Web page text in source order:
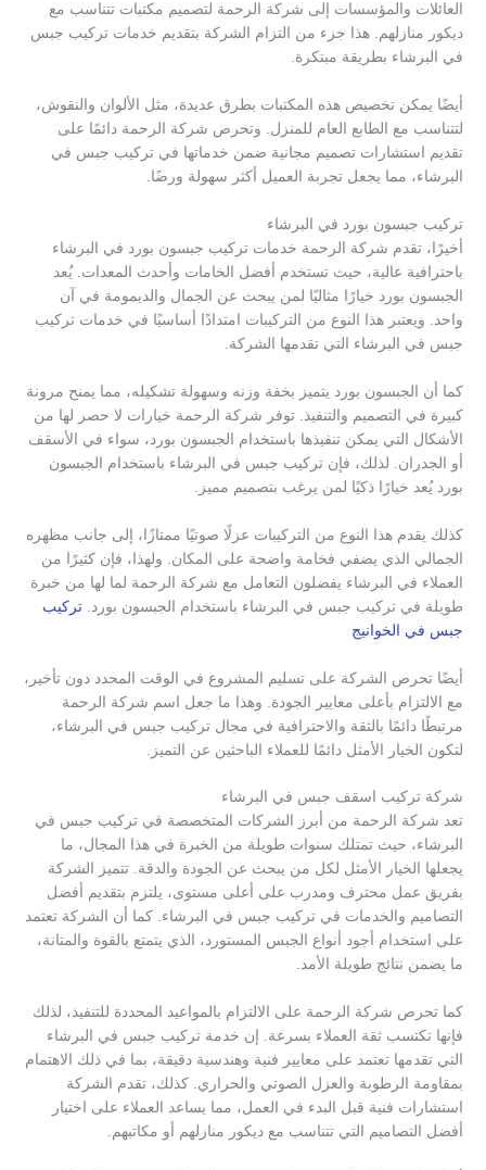
العائلات والمؤسسات إلى شركة الرحمة لتصميم مكتبات تتناسب مع
ديكور منازلهم. هذا جزء من التزام الشركة بتقديم خدمات تركيب جبس
في البرشاء بطريقة مبتكرة.
أيضًا يمكن تخصيص هذه المكتبات بطرق عديدة، مثل الألوان والنقوش،
لتتناسب مع الطابع العام للمنزل. وتحرص شركة الرحمة دائمًا على
تقديم استشارات تصميم مجانية ضمن خدماتها في تركيب جبس في
البرشاء، مما يجعل تجربة العميل أكثر سهولة ورضًا.
تركيب جبسون بورد في البرشاء
أخيرًا، تقدم شركة الرحمة خدمات تركيب جبسون بورد في البرشاء
باحترافية عالية، حيث تستخدم أفضل الخامات وأحدث المعدات. يُعد
الجبسون بورد خيارًا مثاليًا لمن يبحث عن الجمال والديمومة في آن
واحد. ويعتبر هذا النوع من التركيبات امتدادًا أساسيًا في خدمات تركيب
جبس في البرشاء التي تقدمها الشركة.
كما أن الجبسون بورد يتميز بخفة وزنه وسهولة تشكيله، مما يمنح مرونة
كبيرة في التصميم والتنفيذ. توفر شركة الرحمة خيارات لا حصر لها من
الأشكال التي يمكن تنفيذها باستخدام الجبسون بورد، سواء في الأسقف
أو الجدران. لذلك، فإن تركيب جبس في البرشاء باستخدام الجبسون
بورد يُعد خيارًا ذكيًا لمن يرغب بتصميم مميز.
كذلك يقدم هذا النوع من التركيبات عزلًا صوتيًا ممتازًا، إلى جانب مظهره
الجمالي الذي يضفي فخامة واضحة على المكان. ولهذا، فإن كثيرًا من
العملاء في البرشاء يفضلون التعامل مع شركة الرحمة لما لها من خبرة
طويلة في تركيب جبس في البرشاء باستخدام الجبسون بورد.تركيب
جبس في الخوانيج
أيضًا تحرص الشركة على تسليم المشروع في الوقت المحدد دون تأخير،
مع الالتزام بأعلى معايير الجودة. وهذا ما جعل اسم شركة الرحمة
مرتبطًا دائمًا بالثقة والاحترافية في مجال تركيب جبس في البرشاء،
لتكون الخيار الأمثل دائمًا للعملاء الباحثين عن التميز.
شركة تركيب اسقف جبس في البرشاء
تعد شركة الرحمة من أبرز الشركات المتخصصة في تركيب جبس في
البرشاء، حيث تمتلك سنوات طويلة من الخبرة في هذا المجال، ما
يجعلها الخيار الأمثل لكل من يبحث عن الجودة والدقة. تتميز الشركة
بفريق عمل محترف ومدرب على أعلى مستوى، يلتزم بتقديم أفضل
التصاميم والخدمات في تركيب جبس في البرشاء. كما أن الشركة تعتمد
على استخدام أجود أنواع الجبس المستورد، الذي يتمتع بالقوة والمتانة،
ما يضمن نتائج طويلة الأمد.
كما تحرص شركة الرحمة على الالتزام بالمواعيد المحددة للتنفيذ، لذلك
فإنها تكتسب ثقة العملاء بسرعة. إن خدمة تركيب جبس في البرشاء
التي تقدمها تعتمد على معايير فنية وهندسية دقيقة، بما في ذلك الاهتمام
بمقاومة الرطوبة والعزل الصوتي والحراري. كذلك، تقدم الشركة
استشارات فنية قبل البدء في العمل، مما يساعد العملاء على اختيار
أفضل التصاميم التي تتناسب مع ديكور منازلهم أو مكاتبهم.